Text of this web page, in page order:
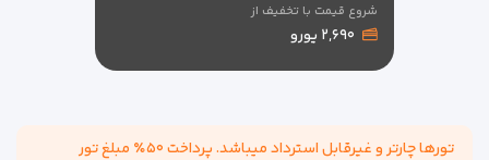
شروع قیمت با تخفیف از
۲,۶۹۰ یورو
تورها چارتر و غیرقابل استرداد میباشد. پرداخت ۵۰٪ مبلغ تور